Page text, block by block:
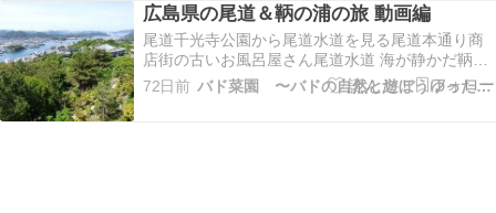
上の重要ポイントあげておきます。⓵サトイモは
とにかく肥料食い。…
広島県の尾道＆鞆の浦の旅 動画編
尾道千光寺公園から尾道水道を見る尾道本通り商
店街の古いお風呂屋さん尾道水道 海が静かだ鞆の
浦の港一望夜の常夜灯アニメ崖の上のポニョ宗助
の家のモデル港町の路地はすてきな古民家がたく
72日前 バド菜園 〜バドの自然と遊ぼうゆったり菜園らいふ〜